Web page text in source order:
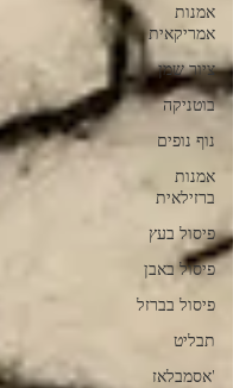
אמנות
אמריקאית
ציור שמן
בוטניקה
נוף נופים
אמנות
ברזילאית
פיסול בעץ
פיסול באבן
פיסול בברזל
תבליט
'אסמבלאז